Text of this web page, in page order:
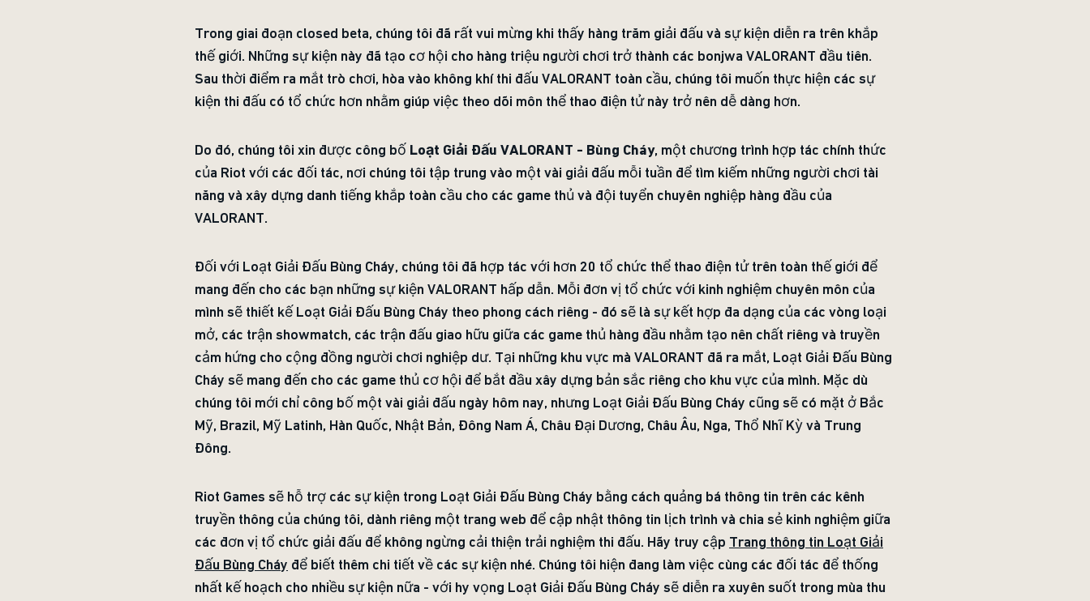
Trong giai đoạn closed beta, chúng tôi đã rất vui mừng khi thấy hàng trăm giải đấu và sự kiện diễn ra trên khắp
thế giới. Những sự kiện này đã tạo cơ hội cho hàng triệu người chơi trở thành các bonjwa VALORANT đầu tiên.
Sau thời điểm ra mắt trò chơi, hòa vào không khí thi đấu VALORANT toàn cầu, chúng tôi muốn thực hiện các sự
kiện thi đấu có tổ chức hơn nhằm giúp việc theo dõi môn thể thao điện tử này trở nên dễ dàng hơn.
Do đó, chúng tôi xin được công bố Loạt Giải Đấu VALORANT - Bùng Cháy, một chương trình hợp tác chính thức
của Riot với các đối tác, nơi chúng tôi tập trung vào một vài giải đấu mỗi tuần để tìm kiếm những người chơi tài
năng và xây dựng danh tiếng khắp toàn cầu cho các game thủ và đội tuyển chuyên nghiệp hàng đầu của
VALORANT.
Đối với Loạt Giải Đấu Bùng Cháy, chúng tôi đã hợp tác với hơn 20 tổ chức thể thao điện tử trên toàn thế giới để
mang đến cho các bạn những sự kiện VALORANT hấp dẫn. Mỗi đơn vị tổ chức với kinh nghiệm chuyên môn của
mình sẽ thiết kế Loạt Giải Đấu Bùng Cháy theo phong cách riêng - đó sẽ là sự kết hợp đa dạng của các vòng loại
mở, các trận showmatch, các trận đấu giao hữu giữa các game thủ hàng đầu nhằm tạo nên chất riêng và truyền
cảm hứng cho cộng đồng người chơi nghiệp dư. Tại những khu vực mà VALORANT đã ra mắt, Loạt Giải Đấu Bùng
Cháy sẽ mang đến cho các game thủ cơ hội để bắt đầu xây dựng bản sắc riêng cho khu vực của mình. Mặc dù
chúng tôi mới chỉ công bố một vài giải đấu ngày hôm nay, nhưng Loạt Giải Đấu Bùng Cháy cũng sẽ có mặt ở Bắc
Mỹ, Brazil, Mỹ Latinh, Hàn Quốc, Nhật Bản, Đông Nam Á, Châu Đại Dương, Châu Âu, Nga, Thổ Nhĩ Kỳ và Trung
Đông.
Riot Games sẽ hỗ trợ các sự kiện trong Loạt Giải Đấu Bùng Cháy bằng cách quảng bá thông tin trên các kênh
truyền thông của chúng tôi, dành riêng một trang web để cập nhật thông tin lịch trình và chia sẻ kinh nghiệm giữa
các đơn vị tổ chức giải đấu để không ngừng cải thiện trải nghiệm thi đấu. Hãy truy cập Trang thông tin Loạt Giải
Đấu Bùng Cháy để biết thêm chi tiết về các sự kiện nhé. Chúng tôi hiện đang làm việc cùng các đối tác để thống
nhất kế hoạch cho nhiều sự kiện nữa - với hy vọng Loạt Giải Đấu Bùng Cháy sẽ diễn ra xuyên suốt trong mùa thu